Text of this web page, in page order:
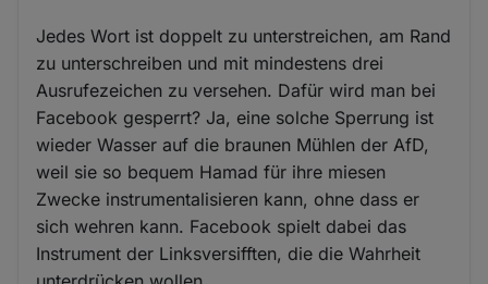
Jedes Wort ist doppelt zu unterstreichen, am Rand
zu unterschreiben und mit mindestens drei
Ausrufezeichen zu versehen. Dafür wird man bei
Facebook gesperrt? Ja, eine solche Sperrung ist
wieder Wasser auf die braunen Mühlen der AfD,
weil sie so bequem Hamad für ihre miesen
Zwecke instrumentalisieren kann, ohne dass er
sich wehren kann. Facebook spielt dabei das
Instrument der Linksversifften, die die Wahrheit